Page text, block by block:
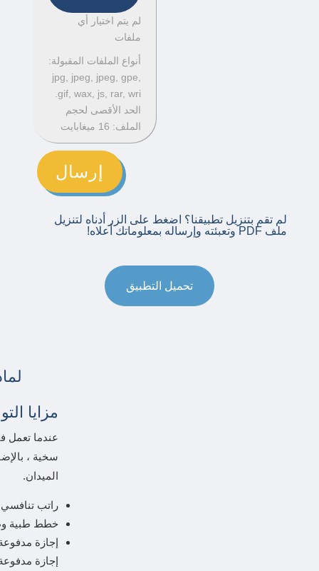
لم يتم اختيار أي
ملفات
أنواع الملفات المقبولة:
jpg, jpeg, jpeg, gpe,
gif, wax, js, rar, wri.
الحد الأقصى لحجم
الملف: 16 ميغابايت
إرسال
لم تقم بتنزيل تطبيقنا؟ اضغط على الزر أدناه لتنزيل
ملف PDF وتعبئته وإرساله بمعلوماتك أعلاه!
تحميل التطبيق
مزايا
سخية ،
الميدان.
راتب تنافسي
خطط طبية
إجازة